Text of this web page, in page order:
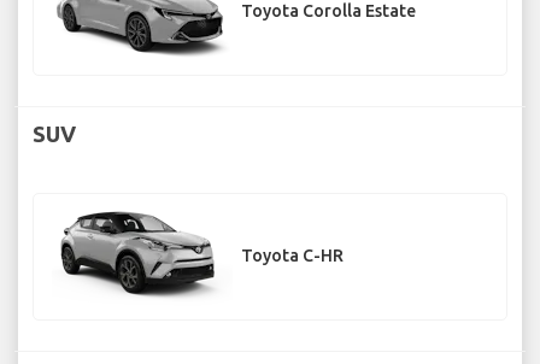
Toyota Corolla Estate
SUV
Toyota C-HR